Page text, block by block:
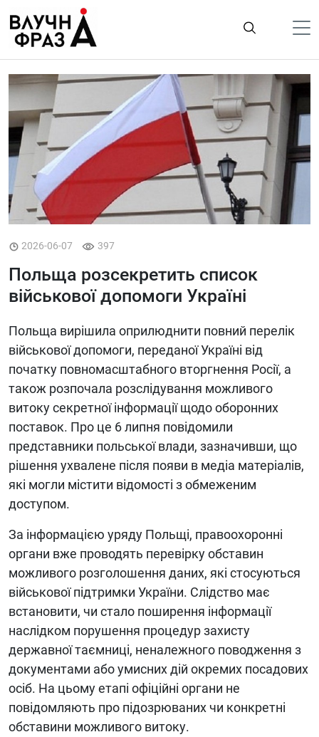
содержимому
Політика
Гроші
Життя
Лайфстайл
ТехноНаука
Людина
Корисності
Про нас
2026-06-07 397
Польща розсекретить список
військової допомоги Україні
Польща вирішила оприлюднити повний перелік
військової допомоги, переданої Україні від
початку повномасштабного вторгнення Росії, а
також розпочала розслідування можливого
витоку секретної інформації щодо оборонних
поставок. Про це 6 липня повідомили
представники польської влади, зазначивши, що
рішення ухвалене після появи в медіа матеріалів,
які могли містити відомості з обмеженим
доступом.
За інформацією уряду Польщі, правоохоронні
органи вже проводять перевірку обставин
можливого розголошення даних, які стосуються
військової підтримки України. Слідство має
встановити, чи стало поширення інформації
наслідком порушення процедур захисту
державної таємниці, неналежного поводження з
документами або умисних дій окремих посадових
осіб. На цьому етапі офіційні органи не
повідомляють про підозрюваних чи конкретні
обставини можливого витоку.